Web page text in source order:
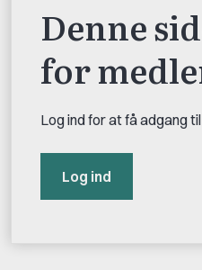
Denne
for
Log ind for at få adgang
Log ind